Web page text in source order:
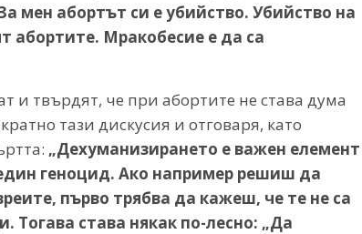
мен абортът си е убийство. Убийство на
абортите. Мракобесие е да са
и твърдят, че при абортите не става дума
тази дискусия и отговаря, като
„Дехуманизирането е важен елемент
геноцид. Ако например решиш да
първо трябва да кажеш, че те не са
става някак по-лесно: „Да